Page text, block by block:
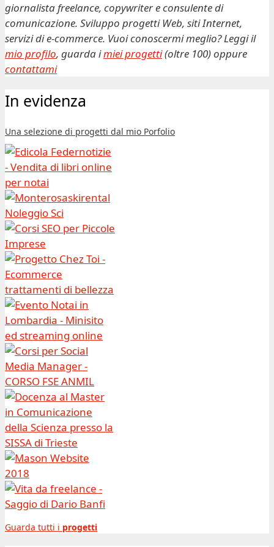
giornalista freelance, copywriter e consulente di
comunicazione. Sviluppo progetti Web, siti Internet,
servizi di e-commerce. Vuoi conoscermi meglio? Leggi il
mio profilo, guarda imiei progetti(oltre 100) oppure
contattami
In evidenza
Una selezione di progetti dal mio Porfolio
Guarda tutti i progetti